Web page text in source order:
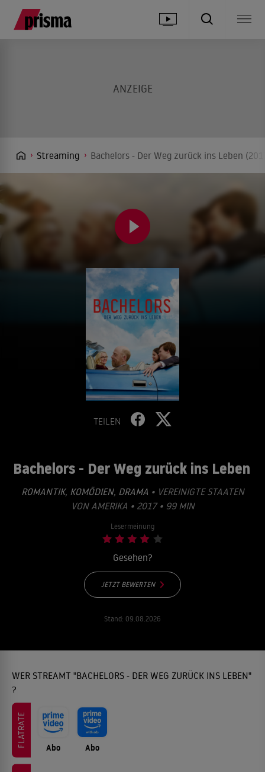
Streaming Bachelors - Der Weg zurück ins Leben
TEILEN
Bachelors - Der Weg zurück ins Leben
ROMANTIK, KOMÖDIEN, DRAMA • VEREINIGTE STAATEN
VON AMERIKA • 2017 • 99 MIN
Lesermeinung
Gesehen?
JETZT BEWERTEN
Stand: 09.08.2026
WER STREAMT "BACHELORS - DER WEG ZURÜCK INS LEBEN"
?
FLATRATE Abo Abo